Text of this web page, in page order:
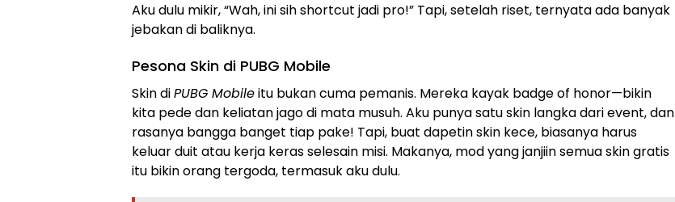
Aku dulu mikir, “Wah, ini sih shortcut jadi pro!” Tapi, setelah riset, ternyata ada banyak
jebakan di baliknya.
Pesona Skin di PUBG Mobile
Skin diPUBG Mobileitu bukan cuma pemanis. Mereka kayak badge of honor—bikin
kita pede dan keliatan jago di mata musuh. Aku punya satu skin langka dari event, dan
rasanya bangga banget tiap pake! Tapi, buat dapetin skin kece, biasanya harus
keluar duit atau kerja keras selesain misi. Makanya, mod yang janjiin semua skin gratis
itu bikin orang tergoda, termasuk aku dulu.